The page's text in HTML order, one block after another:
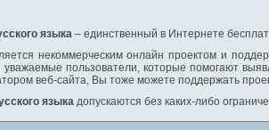
языка – единственный в Интернете
некоммерческим онлайн проектом и
пользователи, которые помогают
веб-сайта, Вы тоже можете поддержать
языка допускаются без каких-либо